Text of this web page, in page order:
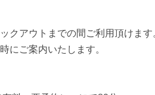
クアウトまでの間ご利用頂けます
にご案内いたします。